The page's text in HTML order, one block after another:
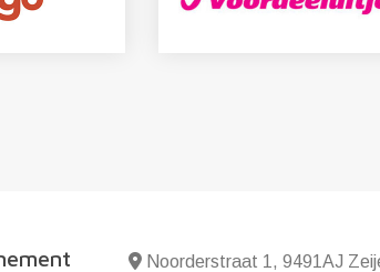
Noorderstraat 1, 9491AJ